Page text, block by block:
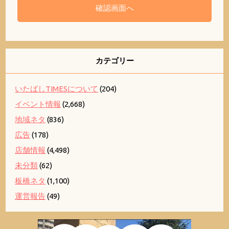
カテゴリー
いたばしTIMESについて (204)
イベント情報 (2,668)
地域ネタ (836)
広告(178)
店舗情報 (4,498)
未分類(62)
板橋ネタ (1,100)
運営報告(49)